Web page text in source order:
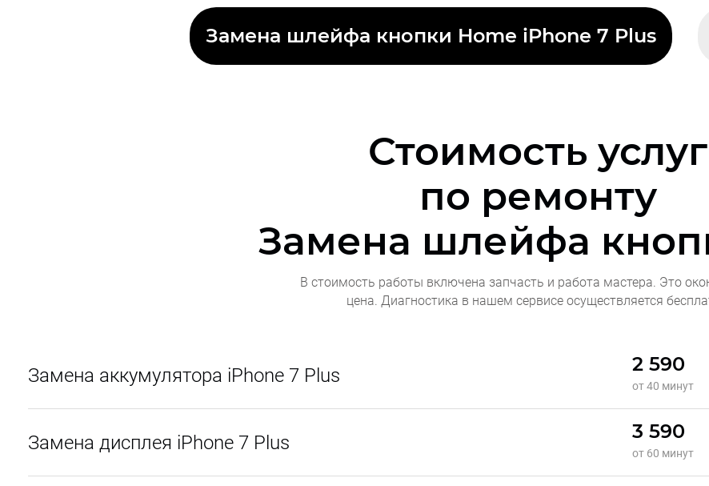
Замена шлейфа кнопки Home iPhone 7 Plus
Стоимость услуг
по ремонту
Замена шлейфа
В стоимость работы включена запчасть и работа мастера. Это
цена. Диагностика в нашем сервисе осуществляется
Замена аккумулятора iPhone 7 Plus 2 590
от 40 минут
Замена дисплея iPhone 7 Plus 3 590
от 60 минут